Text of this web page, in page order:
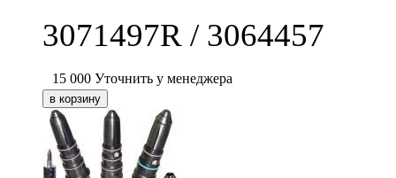
3071497R / 3064457
15 000 Уточнить у менеджера